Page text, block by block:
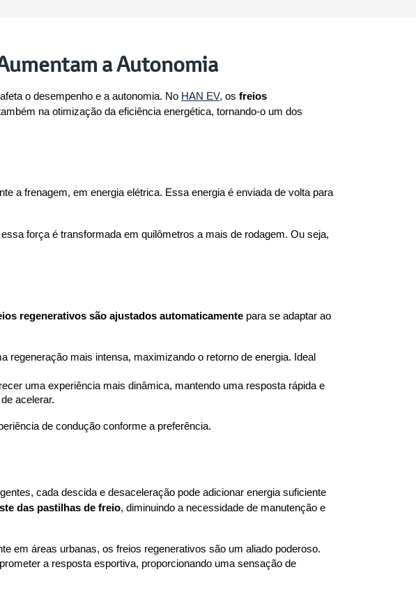
a Autonomia
o desempenho e a autonomia. No HAN EV, os freios
na otimização da eficiência energética, tornando-o um dos
a frenagem, em energia elétrica. Essa energia é enviada de volta para
força é transformada em quilômetros a mais de rodagem. Ou seja,
regenerativos são ajustados automaticamente para se adaptar ao
regeneração mais intensa, maximizando o retorno de energia. Ideal
uma experiência mais dinâmica, mantendo uma resposta rápida e
acelerar.
de condução conforme a preferência.
cada descida e desaceleração pode adicionar energia suficiente
das pastilhas de freio, diminuindo a necessidade de manutenção e
em áreas urbanas, os freios regenerativos são um aliado poderoso.
a resposta esportiva, proporcionando uma sensação de